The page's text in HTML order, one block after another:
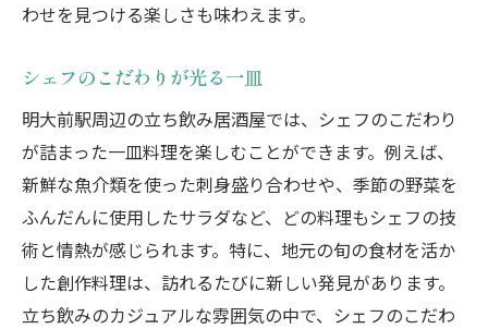
わせを見つける楽しさも味わえます。
シェフのこだわりが光る一皿
明大前駅周辺の立ち飲み居酒屋では、シェフのこだわり
が詰まった一皿料理を楽しむことができます。例えば、
新鮮な魚介類を使った刺身盛り合わせや、季節の野菜を
ふんだんに使用したサラダなど、どの料理もシェフの技
術と情熱が感じられます。特に、地元の旬の食材を活か
した創作料理は、訪れるたびに新しい発見があります。
立ち飲みのカジュアルな雰囲気の中で、シェフのこだわ